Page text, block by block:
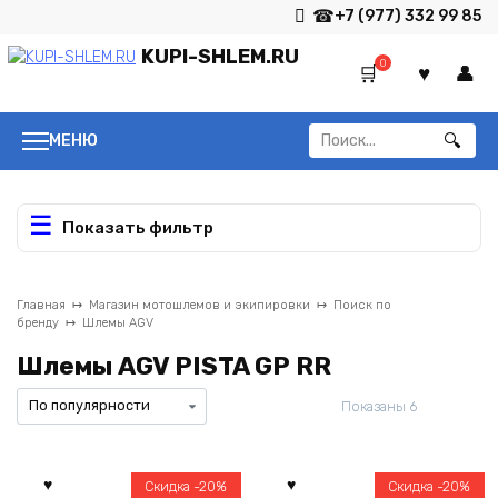
содержанию
+7 (977) 332 99 85
KUPI-SHLEM.RU 0
МЕНЮ
Search
for:
Главная Магазин мотошлемов и экипировки
Поиск по
бренду
Шлемы AGV
Шлемы AGV PISTA GP RR
Показаны 6
Скидка -20%
Скидка -20%
Показать фильтр